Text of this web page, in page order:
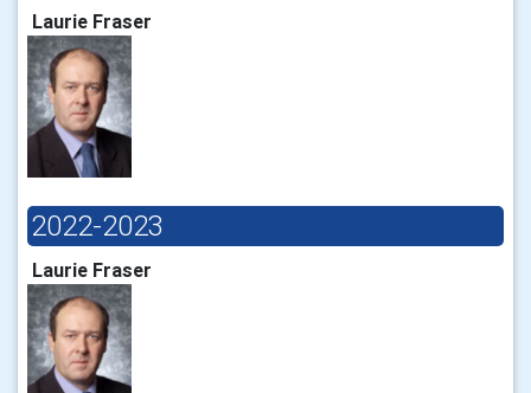
Laurie Fraser
2022-2023
Laurie Fraser